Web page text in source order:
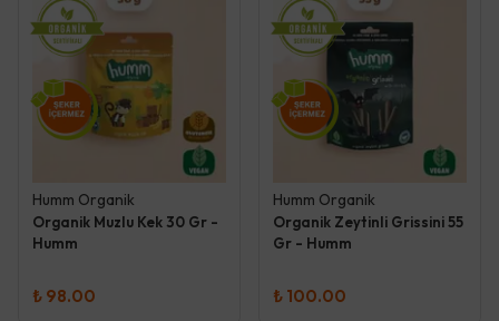
Humm Organik
Organik Muzlu Kek 30 Gr -
Humm
₺ 98.00
Humm Organik
Organik Zeytinli Grissini 55
Gr - Humm
₺ 100.00